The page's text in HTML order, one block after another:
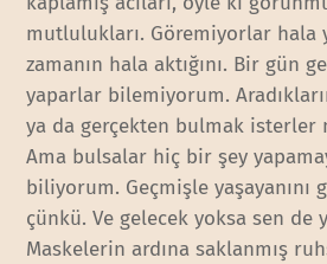
mutlulukları. Göremiyorlar hala
zamanın hala aktığını. Bir gün
yaparlar bilemiyorum.
ya da gerçekten bulmak isterler
Ama bulsalar hiç bir şey
biliyorum. Geçmişle yaşayanını
çünkü. Ve gelecek yoksa sen de
Maskelerin ardına saklanmış